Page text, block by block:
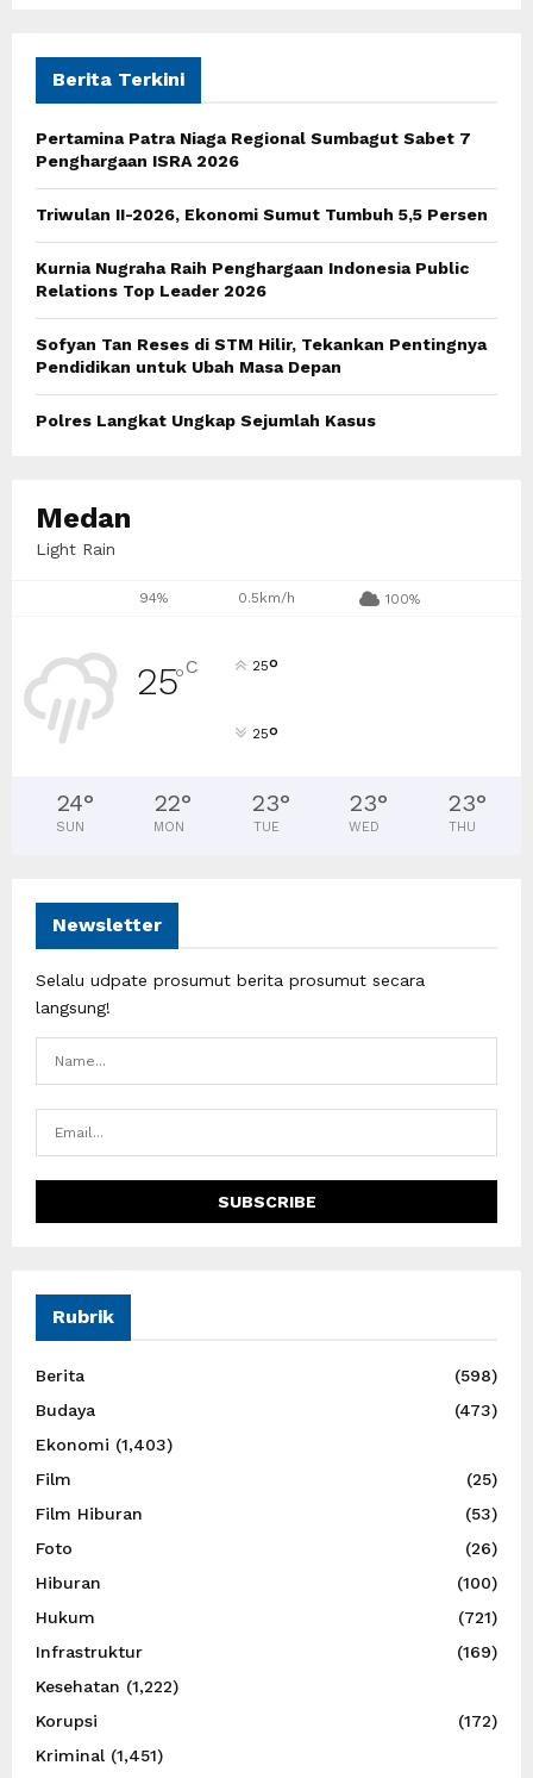
f
r
H
Berita Terkini
Pertamina Patra Niaga Regional Sumbagut Sabet 7
Penghargaan ISRA 2026
Triwulan II-2026, Ekonomi Sumut Tumbuh 5,5 Persen
Kurnia Nugraha Raih Penghargaan Indonesia Public
Relations Top Leader 2026
Sofyan Tan Reses di STM Hilir, Tekankan Pentingnya
Pendidikan untuk Ubah Masa Depan
Polres Langkat Ungkap Sejumlah Kasus
Medan
Light Rain
94% 0.5km/h 100%
25°C 25°
25°
24°
SUN
22°
MON
23°
TUE
23°
WED
23°
THU
Newsletter
Selalu udpate prosumut berita prosumut secara
langsung!
Rubrik
Berita
(598)
Budaya
(473)
Ekonomi (1,403)
Film
(25)
Film Hiburan
(53)
Foto
(26)
Hiburan
(100)
Hukum
(721)
Infrastruktur
(169)
Kesehatan (1,222)
Korupsi
(172)
Kriminal (1,451)